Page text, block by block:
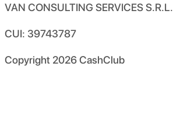
VAN CONSULTING SERVICES S.R.L.
CUI: 39743787
Copyright 2026CashClub